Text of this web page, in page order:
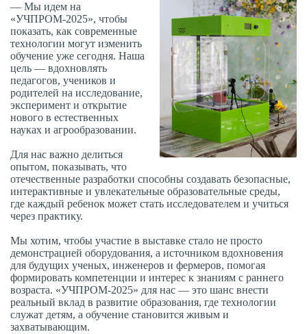
— Мы идем на
«УЧПРОМ-2025», чтобы
показать, как современные
технологии могут изменить
обучение уже сегодня. Наша
цель — вдохновлять
педагогов, учеников и
родителей на исследование,
эксперимент и открытие
нового в естественных
науках и агрообразовании.
Для нас важно делиться
опытом, показывать, что
отечественные разработки способны создавать безопасные,
интерактивные и увлекательные образовательные среды,
где каждый ребенок может стать исследователем и учиться
через практику.
Мы хотим, чтобы участие в выставке стало не просто
демонстрацией оборудования, а источником вдохновения
для будущих ученых, инженеров и фермеров, помогая
формировать компетенции и интерес к знаниям с раннего
возраста. «УЧПРОМ-2025» для нас — это шанс внести
реальный вклад в развитие образования, где технологии
служат детям, а обучение становится живым и
захватывающим.